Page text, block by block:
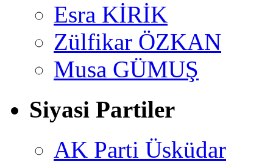
Esra KİRİK
Zülfikar ÖZKAN
Musa GÜMUŞ
Siyasi Partiler
AK Parti Üsküdar